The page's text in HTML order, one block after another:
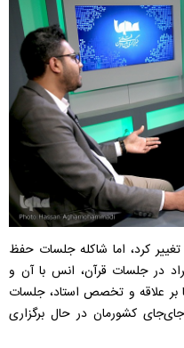
کرد، اما شاکله جلسات حفظ
در جلسات قرآن، انس با آن و
علاقه و تخصص استاد، جلسات
کشورمان در حال برگزاری